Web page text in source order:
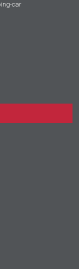
car